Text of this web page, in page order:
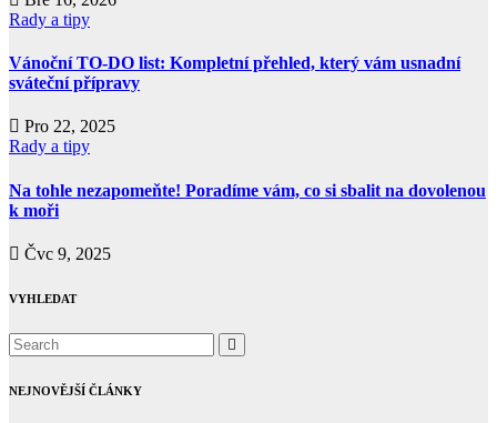
Rady a tipy
Vánoční TO-DO list: Kompletní přehled, který vám usnadní
sváteční přípravy
Pro 22, 2025
Rady a tipy
Na tohle nezapomeňte! Poradíme vám, co si sbalit na dovolenou
k moři
Čvc 9, 2025
VYHLEDAT
NEJNOVĚJŠÍ ČLÁNKY